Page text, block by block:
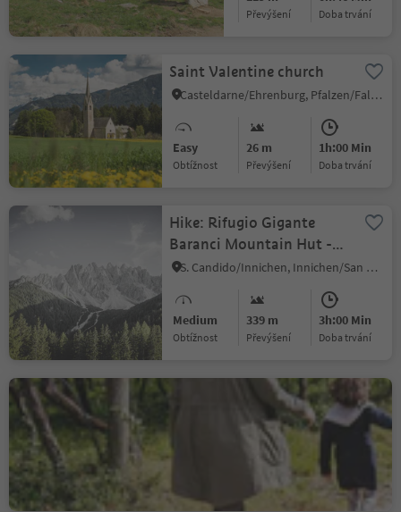
Obtížnost Převýšení doba trvání
Saint Valentine church
Casteldarne/Ehrenburg, Pfalzen/Falzes, Dolomites Region Kronplatz/Plan de Corones
Easy
Obtížnost
26 m
Převýšení
1h:00 Min
doba trvání
Hike: Rifugio Gigante
Baranci Mountain Hut -
Bagni di San Candido
Springs - Schmiedelwiese -
Wildbad
S. Candido/Innichen, Innichen/San Candido, Dolomites Region 3 Zinnen
Medium
Obtížnost
339 m
Převýšení
3h:00 Min
doba trvání
Lake Kaltern hiking tour
Caldaro Campi al lago/Kalterer Klughammer, Kaltern an der Weinstraße/Caldaro sulla Strada del Vino, Alto Adige Wine Road
32 m
Převýšení
1h:55 Min
doba trvání